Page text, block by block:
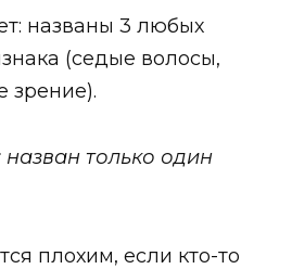
названы 3 любых
(седые волосы,
зрение).
только один
плохим, если кто-то